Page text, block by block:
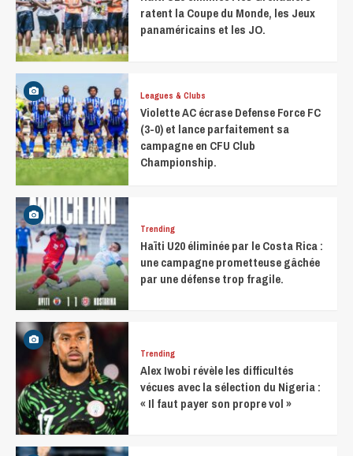
ratent la Coupe du Monde, les Jeux
panaméricains et les JO.
Leagues & Clubs
Violette AC écrase Defense Force FC
(3-0) et lance parfaitement sa
campagne en CFU Club
Championship.
Trending
Haïti U20 éliminée par le Costa Rica :
une campagne prometteuse gâchée
par une défense trop fragile.
Trending
Alex Iwobi révèle les difficultés
vécues avec la sélection du Nigeria :
« Il faut payer son propre vol »